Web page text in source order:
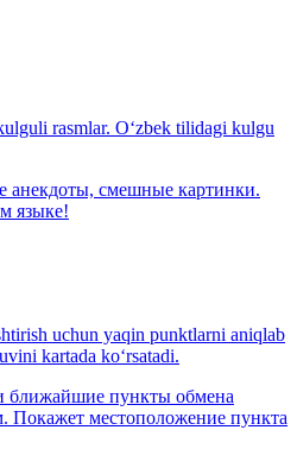
rasmlar. O‘zbek tilidagi kulgu
анекдоты, смешные картинки.
языке!
uchun yaqin punktlarni aniqlab
kartada ko‘rsatadi.
ближайшие пункты обмена
местоположение пункта